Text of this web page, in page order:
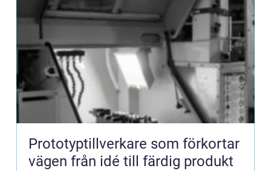
Prototyptillverkare som förkortar
vägen från idé till färdig produkt